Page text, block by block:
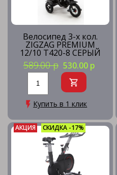
Велосипед 3-х кол.
ZIGZAG PREMIUM
12/10 T420-8 СЕРЫЙ
589.00 р 530.00 р
Купить в 1 клик
АКЦИЯ СКИДКА -17%